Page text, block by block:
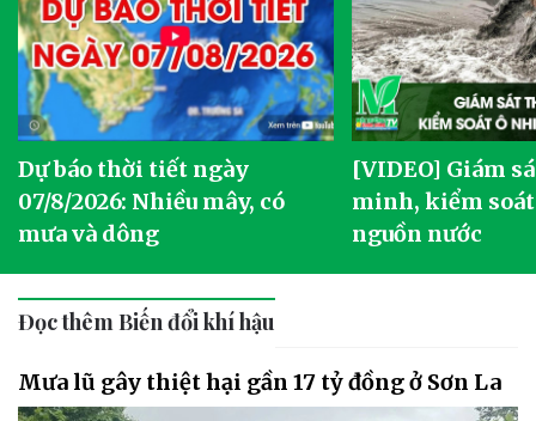
Dự báo thời tiết ngày
07/8/2026: Nhiều mây, có
mưa và dông
[VIDEO] Giám
minh, kiểm
nguồn nước
Đọc thêm Biến đổi khí hậu
Mưa lũ gây thiệt hại gần 17 tỷ đồng ở Sơn La